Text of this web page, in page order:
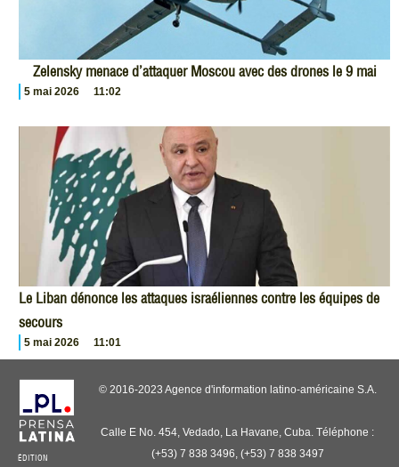
Zelensky menace d’attaquer Moscou avec des drones le 9 mai
5 mai 2026 11:02
Le Liban dénonce les attaques israéliennes contre les équipes de
secours
5 mai 2026 11:01
ÉDITION
© 2016-2023 Agence d'information latino-américaine S.A.
Calle E No. 454, Vedado, La Havane, Cuba. Téléphone :
(+53) 7 838 3496, (+53) 7 838 3497